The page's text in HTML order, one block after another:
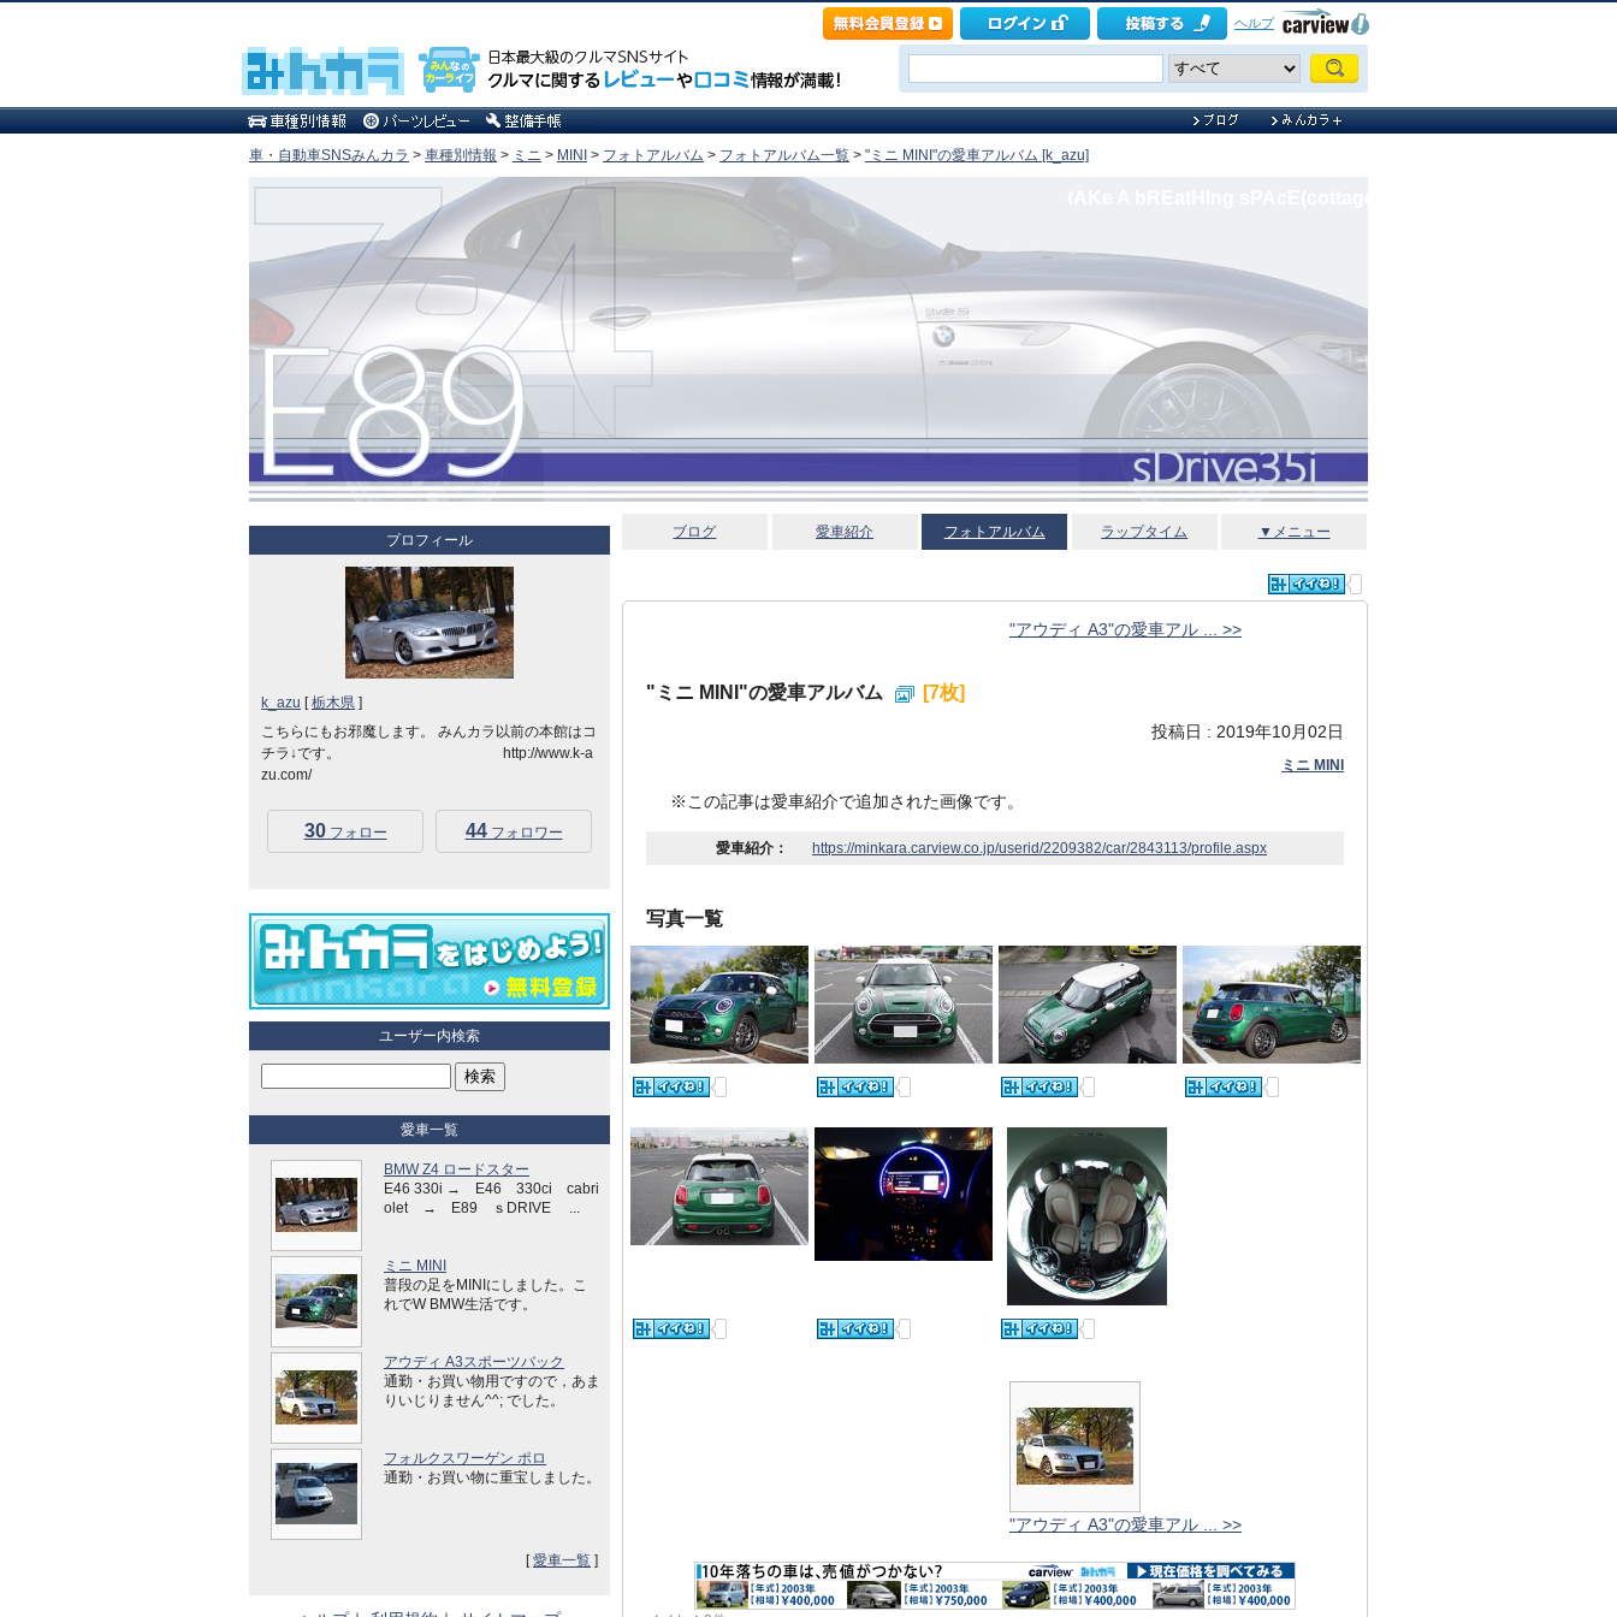
ヘルプ
車・自動車SNSみんカラ > 車種別情報 > ミニ > MINI > フォトアルバム > フォトアルバム一覧 > "ミニ MINI"の愛車アルバム [k_azu]
ブログ 愛車紹介 フォトアルバム ラップタイム ▼メニュー
"アウディ A3"の愛車アル ... >>
"ミニ MINI"の愛車アルバム [7枚]
投稿日 : 2019年10月02日
ミニ MINI
※この記事は愛車紹介で追加された画像です。
愛車紹介： https://minkara.carview.co.jp/userid/2209382/car/2843113/profile.aspx
写真一覧
"アウディ A3"の愛車アル ... >>
プロフィール
k_azu [栃木県 ]
こちらにもお邪魔します。 みんカラ以前の本館はコ
チラ↓です。 http://www.k-a
zu.com/
30フォロー 44フォロワー
ユーザー内検索
愛車一覧
BMW Z4 ロードスター
E46 330i → E46 330ci cabri
olet → E89 ｓDRIVE ...
ミニ MINI
普段の足をMINIにしました。こ
れでW BMW生活です。
アウディ A3スポーツバック
通勤・お買い物用ですので，あま
りいじりません^^; でした。
フォルクスワーゲン ポロ
通勤・お買い物に重宝しました。
[愛車一覧 ]